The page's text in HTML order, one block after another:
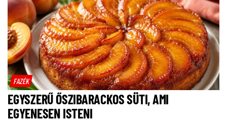
FAZÉK
EGYSZERŰ ŐSZIBARACKOS SÜTI, AMI
EGYENESEN ISTENI